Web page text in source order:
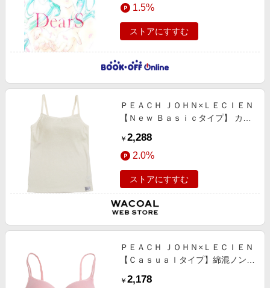
1.5%
ストアにすすむ
ＰＥＡＣＨ ＪＯＨＮ×ＬＥＣＩＥＮ
【Ｎｅｗ Ｂａｓｉｃタイプ】 カッ
ャミソール
￥ 2,288
2.0%
ストアにすすむ
ＰＥＡＣＨ ＪＯＨＮ×ＬＥＣＩＥＮ
【Ｃａｓｕａｌタイプ】綿混ノンワ
￥ 2,178